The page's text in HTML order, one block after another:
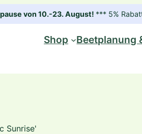
von 10.-23. August! *** 5%
Shop Beetplanung
Sunrise'